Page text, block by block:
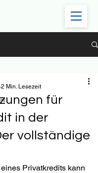
für
in der
vollständige
2 Min. Lesezeit
Privatkredits kann